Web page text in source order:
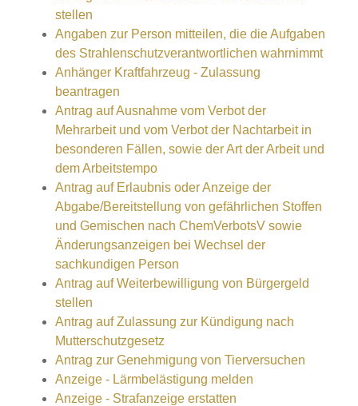
stellen
Angaben zur Person mitteilen, die die Aufgaben
des Strahlenschutzverantwortlichen wahrnimmt
Anhänger Kraftfahrzeug - Zulassung
beantragen
Antrag auf Ausnahme vom Verbot der
Mehrarbeit und vom Verbot der Nachtarbeit in
besonderen Fällen, sowie der Art der Arbeit und
dem Arbeitstempo
Antrag auf Erlaubnis oder Anzeige der
Abgabe/Bereitstellung von gefährlichen Stoffen
und Gemischen nach ChemVerbotsV sowie
Änderungsanzeigen bei Wechsel der
sachkundigen Person
Antrag auf Weiterbewilligung von Bürgergeld
stellen
Antrag auf Zulassung zur Kündigung nach
Mutterschutzgesetz
Antrag zur Genehmigung von Tierversuchen
Anzeige - Lärmbelästigung melden
Anzeige - Strafanzeige erstatten